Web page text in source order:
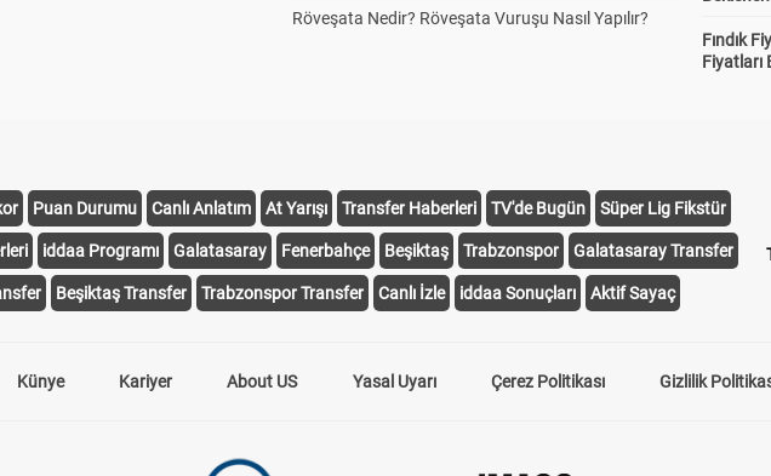
Röveşata Nedir? Röveşata Vuruşu Nasıl Yapılır?
Fındık
Fiyatları
Puan Durumu Canlı Anlatım At Yarışı Transfer Haberleri TV'de Bugün Süper Lig Fikstür
iddaa Programı Galatasaray Fenerbahçe Beşiktaş Trabzonspor Galatasaray Transfer
Beşiktaş Transfer Trabzonspor Transfer Canlı İzle iddaa Sonuçları Aktif Sayaç
Künye Kariyer About US Yasal Uyarı Çerez Politikası Gizlilik